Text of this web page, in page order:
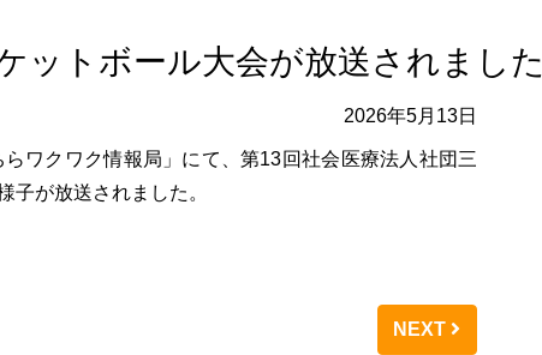
ットボール大会が放送されました
2026年5月13日
ワクワク情報局」にて、第13回社会医療法人社団三
子が放送されました。
NEXT